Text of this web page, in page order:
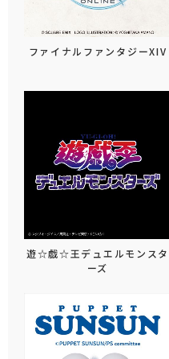
ファイナルファンタジーXIV
遊☆戯☆王デュエルモンスタ
ーズ